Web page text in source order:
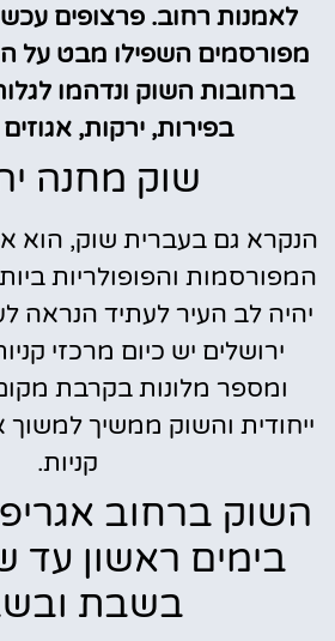
לאמנות רחוב. פרצופים
מפורסמים השפילו מבט על
ברחובות השוק ונדהמו
בפירות, ירקות, אגוזים
שוק מחנה
הנקרא גם בעברית שוק, הוא
המפורסמות והפופולריות
יהיה לב העיר לעתיד הנראה
ירושלים יש כיום מרכזי
ומספר מלונות בקרבת
ייחודית והשוק ממשיך
קניות.
השוק ברחוב
בימים ראשון עד
בשבת